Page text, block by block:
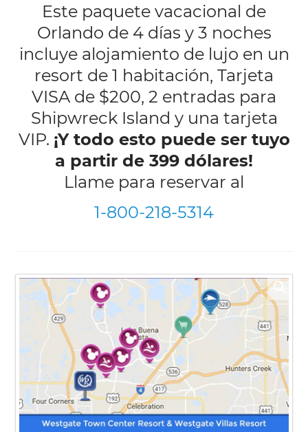
Este paquete vacacional de
Orlando de 4 días y 3 noches
incluye alojamiento de lujo en un
resort de 1 habitación, Tarjeta
VISA de $200, 2 entradas para
Shipwreck Island y una tarjeta
VIP. ¡Y todo esto puede ser tuyo
a partir de 399 dólares!
Llame para reservar al
1-800-218-5314